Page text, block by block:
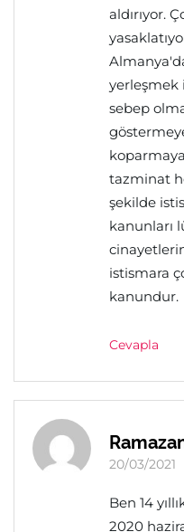
aldırıyor.
yerleşmek
sebep
tazminat
şekilde
kanunları
istismara
kanundur.
Cevapla
20/03/2021
Ben 14
2020